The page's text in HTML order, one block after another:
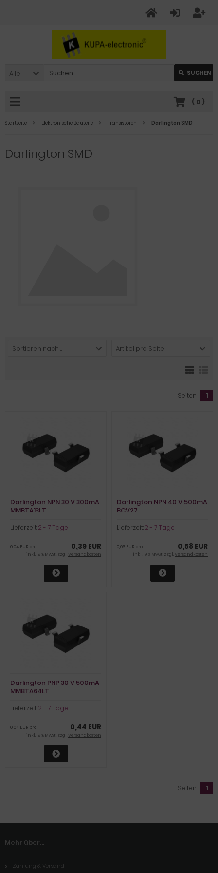
Alle SUCHEN
( 0 )
Startseite Elektronische Bauteile Transistoren Darlington SMD
Darlington SMD
Sortieren nach ... Artikel pro Seite
Seiten: 1
Darlington NPN 30 V 300mA
MMBTA13LT
Lieferzeit:2 - 7 Tage
0,39 EUR
0,04 EUR pro
inkl. 19 % MwSt. zzgl.Versandkosten
Darlington NPN 40 V 500mA
BCV27
Lieferzeit:2 - 7 Tage
0,58 EUR
0,06 EUR pro
inkl. 19 % MwSt. zzgl.Versandkosten
Darlington PNP 30 V 500mA
MMBTA64LT
Lieferzeit:2 - 7 Tage
0,44 EUR
0,04 EUR pro
inkl. 19 % MwSt. zzgl.Versandkosten
Seiten: 1
Mehr über...
Zahlung & Versand